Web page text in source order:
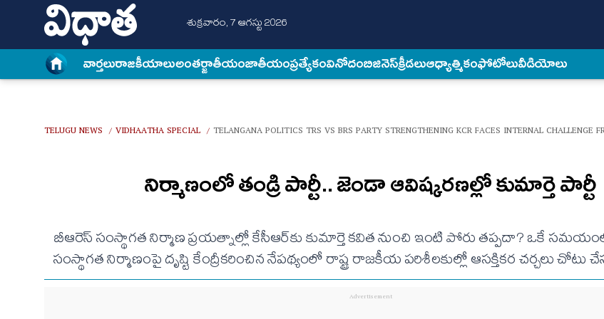
శుక్రవారం, 7 ఆగస్టు 2026
వార్త‌లురాజకీయాలుఅంత‌ర్జాతీయంజాతీయంప్రత్యేకంవినోదంబిజినెస్క్రీడలుఆధ్యాత్మికంఫోటోలువీడియోలు
TELUGU NEWS / VIDHAATHA SPECIAL / TELANGANA POLITICS TRS VS BRS PARTY STRENGTHENING KCR FACES INTERNAL CHALLENGE
నిర్మాణంలో తండ్రి పార్టీ.. జెండా ఆవిష్కరణల్లో కుమార్తె పార్టీ
బీఆరెస్‌ సంస్థాగత నిర్మాణ ప్రయత్నాల్లో కేసీఆర్‌కు కుమార్తె కవిత నుంచి ఇంటి పోరు తప్పదా? ఒకే
సంస్థాగత నిర్మాణంపై దృష్టి కేంద్రీకరించిన నేపథ్యంలో రాష్ట్ర రాజకీయ పరిశీలకుల్లో ఆసక్తికర చర్చలు చోటు